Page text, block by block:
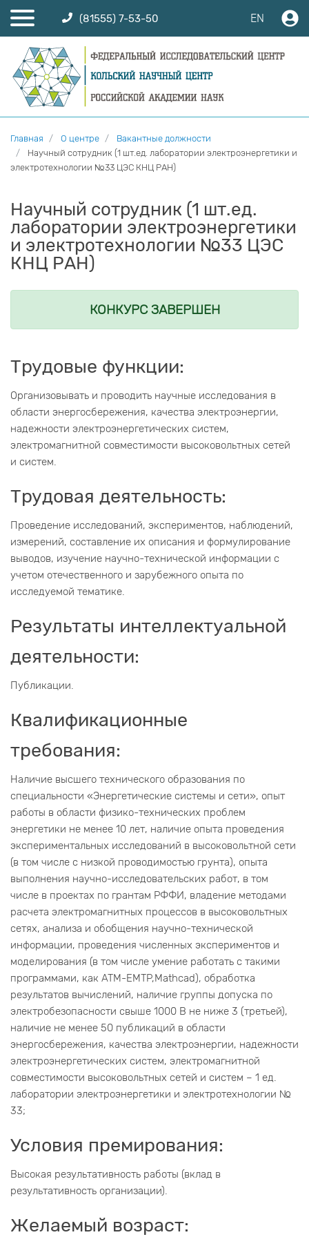
(81555) 7-53-50 EN
Главная О центре
Вакантные должности
Научный сотрудник (1 шт.ед. лаборатории электроэнергетики и
электротехнологии №33 ЦЭС КНЦ РАН)
Научный сотрудник (1 шт.ед.
лаборатории электроэнергетики
и электротехнологии №33 ЦЭС
КНЦ РАН)
КОНКУРС ЗАВЕРШЕН
Трудовые функции:
Организовывать и проводить научные исследования в
области энергосбережения, качества электроэнергии,
надежности электроэнергетических систем,
электромагнитной совместимости высоковольтных сетей
и систем.
Трудовая деятельность:
Проведение исследований, экспериментов, наблюдений,
измерений, составление их описания и формулирование
выводов, изучение научно-технической информации с
учетом отечественного и зарубежного опыта по
исследуемой тематике.
Результаты интеллектуальной
деятельности:
Публикации.
Квалификационные
требования:
Наличие высшего технического образования по
специальности «Энергетические системы и сети», опыт
работы в области физико-технических проблем
энергетики не менее 10 лет, наличие опыта проведения
экспериментальных исследований в высоковольтной сети
(в том числе с низкой проводимостью грунта), опыта
выполнения научно-исследовательских работ, в том
числе в проектах по грантам РФФИ, владение методами
расчета электромагнитных процессов в высоковольтных
сетях, анализа и обобщения научно-технической
информации, проведения численных экспериментов и
моделирования (в том числе умение работать с такими
программами, как ATM-EMTP,Mathcad), обработка
результатов вычислений, наличие группы допуска по
электробезопасности свыше 1000 В не ниже 3 (третьей),
наличие не менее 50 публикаций в области
энергосбережения, качества электроэнергии, надежности
электроэнергетических систем, электромагнитной
совместимости высоковольтных сетей и систем – 1 ед.
лаборатории электроэнергетики и электротехнологии №
33;
Условия премирования:
Высокая результативность работы (вклад в
результативность организации).
Желаемый возраст: